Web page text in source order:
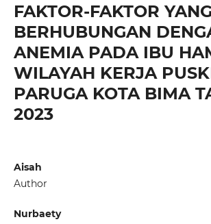
FAKTOR-FAKTOR YANG
BERHUBUNGAN
ANEMIA PADA IBU
WILAYAH KERJA
PARUGA KOTA BIMA
2023
Aisah
Author
Nurbaety